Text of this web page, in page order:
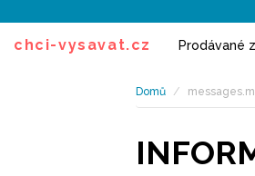
chci-vysavat.cz Prodávané
Domů